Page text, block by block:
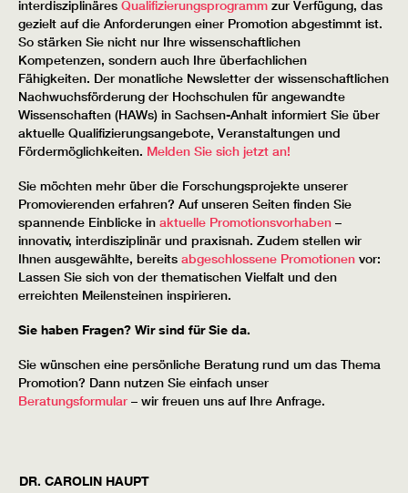
interdisziplinäres Qualifizierungsprogramm zur Verfügung, das
gezielt auf die Anforderungen einer Promotion abgestimmt ist.
So stärken Sie nicht nur Ihre wissenschaftlichen
Kompetenzen, sondern auch Ihre überfachlichen
Fähigkeiten. Der monatliche Newsletter der wissenschaftlichen
Nachwuchsförderung der Hochschulen für angewandte
Wissenschaften (HAWs) in Sachsen-Anhalt informiert Sie über
aktuelle Qualifizierungsangebote, Veranstaltungen und
Fördermöglichkeiten. Melden Sie sich jetzt an!
Sie möchten mehr über die Forschungsprojekte unserer
Promovierenden erfahren? Auf unseren Seiten finden Sie
spannende Einblicke in aktuelle Promotionsvorhaben –
innovativ, interdisziplinär und praxisnah. Zudem stellen wir
Ihnen ausgewählte, bereits abgeschlossene Promotionen vor:
Lassen Sie sich von der thematischen Vielfalt und den
erreichten Meilensteinen inspirieren.
Sie haben Fragen? Wir sind für Sie da.
Sie wünschen eine persönliche Beratung rund um das Thema
Promotion? Dann nutzen Sie einfach unser
Beratungsformular – wir freuen uns auf Ihre Anfrage.
DR. CAROLIN HAUPT